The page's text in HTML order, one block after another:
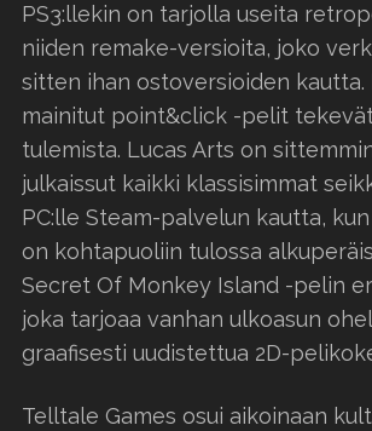
PS3:llekin on tarjolla useita
niiden remake-versioita, joko
sitten ihan ostoversioiden kautta.
mainitut point&click -pelit
tulemista. Lucas Arts on
julkaissut kaikki klassisimmat
PC:lle Steam-palvelun kautta,
on kohtapuoliin tulossa
Secret Of Monkey Island -pelin
joka tarjoaa vanhan ulkoasun
graafisesti uudistettua 2D-
Telltale Games osui aikoinaan